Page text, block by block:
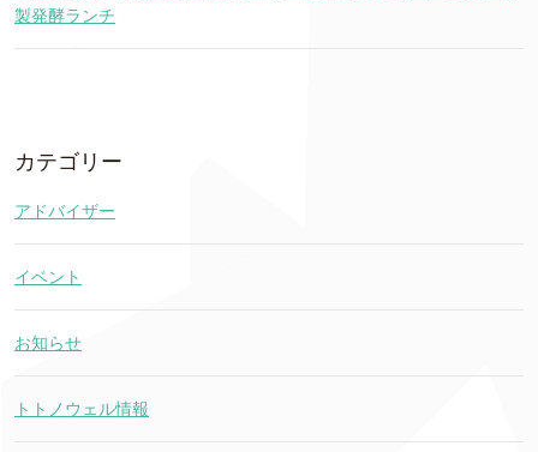
製発酵ランチ
カテゴリー
アドバイザー
イベント
お知らせ
トトノウェル情報